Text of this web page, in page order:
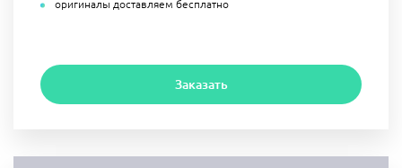
оригиналы доставляем бесплатно
Заказать